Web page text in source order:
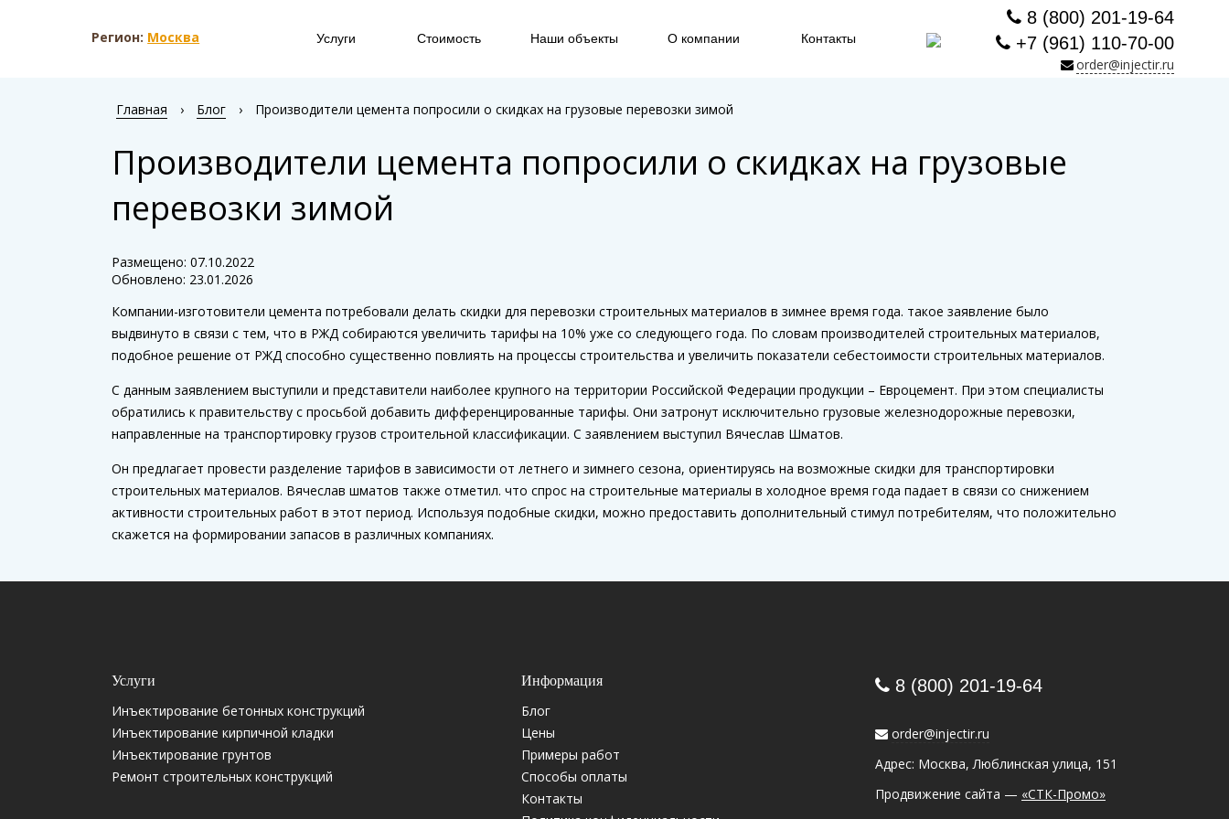
Регион: Москва Услуги Стоимость Наши объекты О компании Контакты
8 (800) 201-19-64
+7 (961) 110-70-00
order@injectir.ru
Главная › Блог › Производители цемента попросили о скидках на грузовые перевозки зимой
Производители цемента попросили о скидках на грузовые
перевозки зимой
Размещено: 07.10.2022
Обновлено: 23.01.2026
Компании-изготовители цемента потребовали делать скидки для перевозки строительных материалов в зимнее время года. такое заявление было
выдвинуто в связи с тем, что в РЖД собираются увеличить тарифы на 10% уже со следующего года. По словам производителей строительных материалов,
подобное решение от РЖД способно существенно повлиять на процессы строительства и увеличить показатели себестоимости строительных материалов.
С данным заявлением выступили и представители наиболее крупного на территории Российской Федерации продукции – Евроцемент. При этом специалисты
обратились к правительству с просьбой добавить дифференцированные тарифы. Они затронут исключительно грузовые железнодорожные перевозки,
направленные на транспортировку грузов строительной классификации. С заявлением выступил Вячеслав Шматов.
Он предлагает провести разделение тарифов в зависимости от летнего и зимнего сезона, ориентируясь на возможные скидки для транспортировки
строительных материалов. Вячеслав шматов также отметил. что спрос на строительные материалы в холодное время года падает в связи со снижением
активности строительных работ в этот период. Используя подобные скидки, можно предоставить дополнительный стимул потребителям, что положительно
скажется на формировании запасов в различных компаниях.
Услуги
Инъектирование бетонных конструкций
Инъектирование кирпичной кладки
Инъектирование грунтов
Ремонт строительных конструкций
Информация
Блог
Цены
Примеры работ
Способы оплаты
Контакты
8 (800) 201-19-64
order@injectir.ru
Адрес: Москва, Люблинская улица, 151
Продвижение сайта — «СТК-Промо»